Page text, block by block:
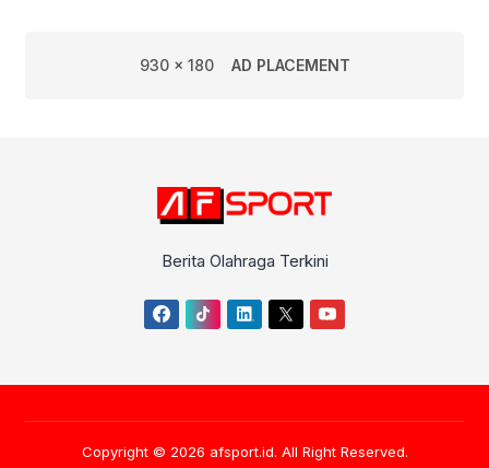
930 x 180 AD PLACEMENT
Berita Olahraga Terkini
Copyright © 2026 afsport.id. All Right Reserved.